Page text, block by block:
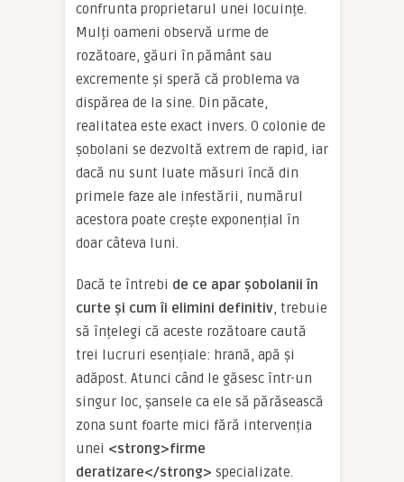
confrunta proprietarul unei locuințe.
Mulți oameni observă urme de
rozătoare, găuri în pământ sau
excremente și speră că problema va
dispărea de la sine. Din păcate,
realitatea este exact invers. O colonie de
șobolani se dezvoltă extrem de rapid, iar
dacă nu sunt luate măsuri încă din
primele faze ale infestării, numărul
acestora poate crește exponențial în
doar câteva luni.
Dacă te întrebi de ce apar șobolanii în
curte și cum îi elimini definitiv, trebuie
să înțelegi că aceste rozătoare caută
trei lucruri esențiale: hrană, apă și
adăpost. Atunci când le găsesc într-un
singur loc, șansele ca ele să părăsească
zona sunt foarte mici fără intervenția
unei <strong>firme
deratizare</strong> specializate.